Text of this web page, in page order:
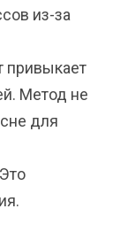
из-за
привыкает
Метод не
для